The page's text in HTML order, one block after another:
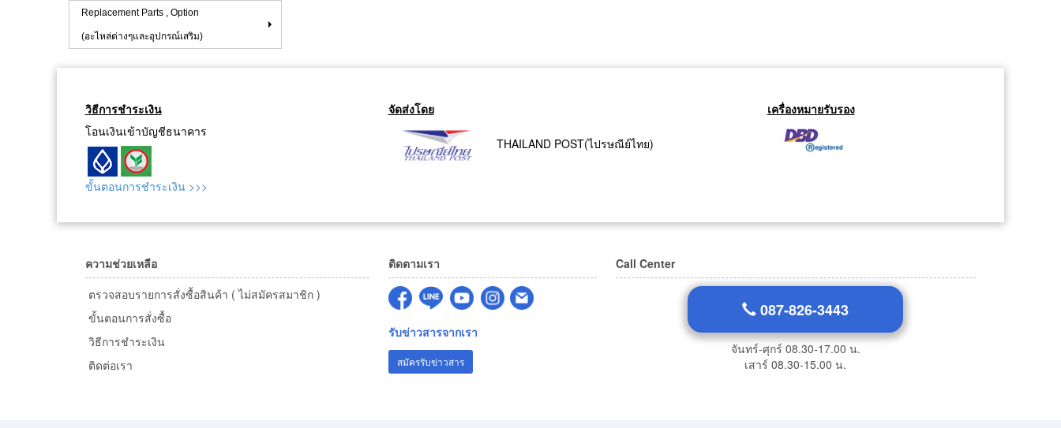
Replacement Parts , Option
(อะไหล่ต่างๆและอุปกรณ์เสริม)
วิธีการชำระเงิน
โอนเงินเข้าบัญชีธนาคาร
ขั้นตอนการชำระเงิน >>>
จัดส่งโดย
THAILAND POST(ไปรษณีย์ไทย)
เครื่องหมายรับรอง
ความช่วยเหลือ
ตรวจสอบรายการสั่งซื้อสินค้า ( ไม่สมัครสมาชิก )
ขั้นตอนการสั่งซื้อ
วิธีการชำระเงิน
ติดต่อเรา
ติดตามเรา
รับข่าวสารจากเรา
สมัครรับข่าวสาร
Call Center
087-826-3443
จันทร์-ศุกร์ 08.30-17.00 น.
เสาร์ 08.30-15.00 น.